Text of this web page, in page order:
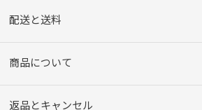
配送と送料
商品について
返品とキャンセル